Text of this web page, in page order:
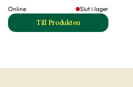
Online
Slut i lager
Till Produkten
till Granstör produktsida